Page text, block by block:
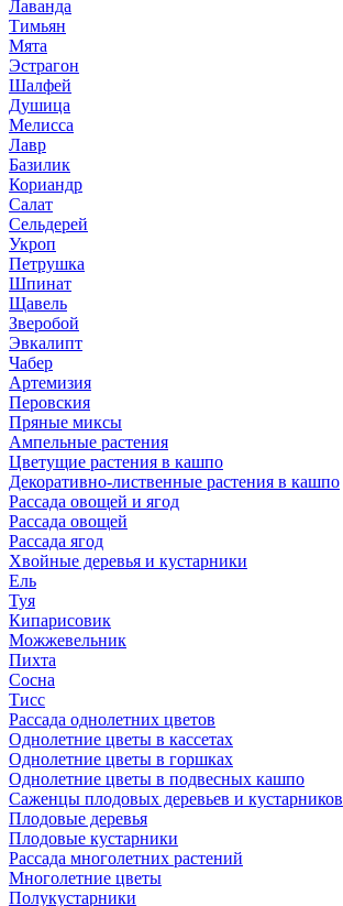
Лаванда
Тимьян
Мята
Эстрагон
Шалфей
Душица
Мелисса
Лавр
Базилик
Кориандр
Салат
Сельдерей
Укроп
Петрушка
Шпинат
Щавель
Зверобой
Эвкалипт
Чабер
Артемизия
Перовския
Пряные миксы
Ампельные растения
Цветущие растения в кашпо
Декоративно-лиственные растения в кашпо
Рассада овощей и ягод
Рассада овощей
Рассада ягод
Хвойные деревья и кустарники
Ель
Туя
Кипарисовик
Можжевельник
Пихта
Сосна
Тисc
Рассада однолетних цветов
Однолетние цветы в кассетах
Однолетние цветы в горшках
Однолетние цветы в подвесных кашпо
Саженцы плодовых деревьев и кустарников
Плодовые деревья
Плодовые кустарники
Рассада многолетних растений
Многолетние цветы
Полукустарники